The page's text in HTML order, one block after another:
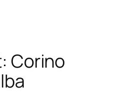
Corino